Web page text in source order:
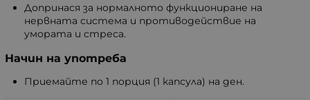
Допринася за нормалното функциониране на
нервната система и противодействие на
умората и стреса.
Начин на употреба
Приемайте по 1 порция (1 капсула) на ден.